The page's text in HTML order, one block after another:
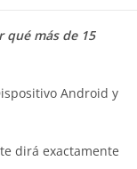
qué más de 15
Android y
dirá exactamente